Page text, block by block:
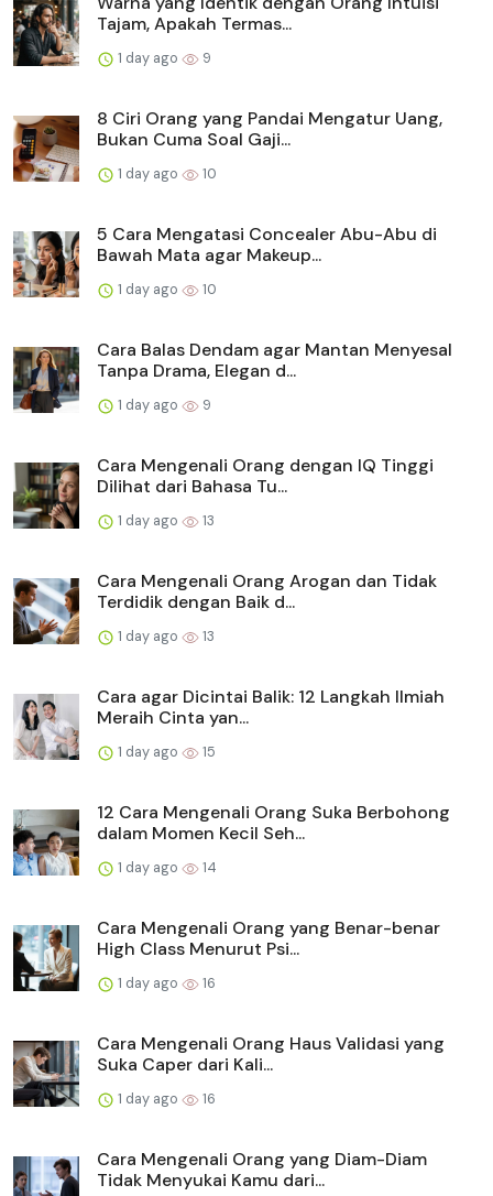
Tajam, Apakah Termas...
1 day ago 9
8 Ciri Orang yang Pandai Mengatur Uang,
Bukan Cuma Soal Gaji...
1 day ago 10
5 Cara Mengatasi Concealer Abu-Abu di
Bawah Mata agar Makeup...
1 day ago 10
Cara Balas Dendam agar Mantan Menyesal
Tanpa Drama, Elegan d...
1 day ago 9
Cara Mengenali Orang dengan IQ Tinggi
Dilihat dari Bahasa Tu...
1 day ago 13
Cara Mengenali Orang Arogan dan Tidak
Terdidik dengan Baik d...
1 day ago 13
Cara agar Dicintai Balik: 12 Langkah Ilmiah
Meraih Cinta yan...
1 day ago 15
12 Cara Mengenali Orang Suka Berbohong
dalam Momen Kecil Seh...
1 day ago 14
Cara Mengenali Orang yang Benar-benar
High Class Menurut Psi...
1 day ago 16
Cara Mengenali Orang Haus Validasi yang
Suka Caper dari Kali...
1 day ago 16
Cara Mengenali Orang yang Diam-Diam
Tidak Menyukai Kamu dari...